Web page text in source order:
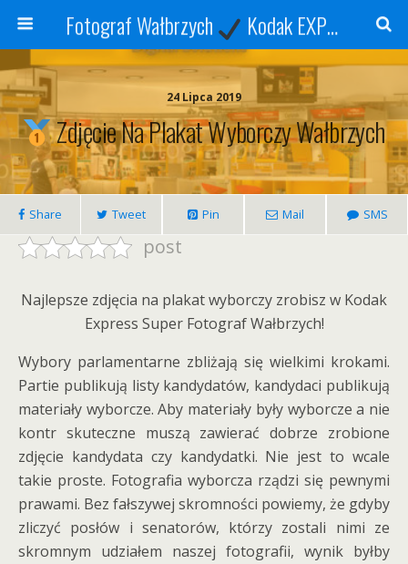
Fotograf Wałbrzych Kodak EXPRESS
24 Lipca 2019
Zdjęcie Na Plakat Wyborczy Wałbrzych
Share Tweet Pin Mail SMS
post
Najlepsze zdjęcia na plakat wyborczy zrobisz w Kodak
Express Super Fotograf Wałbrzych!
Wybory parlamentarne zbliżają się wielkimi krokami.
Partie publikują listy kandydatów, kandydaci publikują
materiały wyborcze. Aby materiały były wyborcze a nie
kontr skuteczne muszą zawierać dobrze zrobione
zdjęcie kandydata czy kandydatki. Nie jest to wcale
takie proste. Fotografia wyborcza rządzi się pewnymi
prawami. Bez fałszywej skromności powiemy, że gdyby
zliczyć posłów i senatorów, którzy zostali nimi ze
skromnym udziałem naszej fotografii, wynik byłby